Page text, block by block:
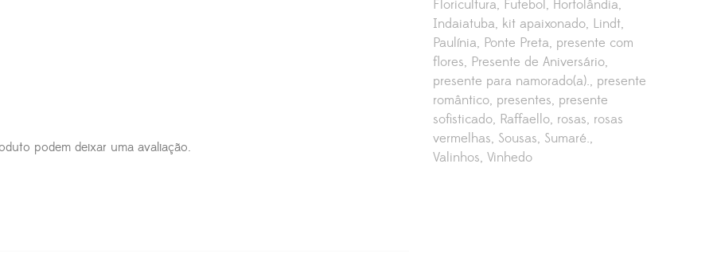
podem deixar uma avaliação.
Floricultura Futebol Hortolândia
Indaiatuba kit apaixonado Lindt
Paulínia Ponte Preta presente com
flores Presente de Aniversário
presente para namorado(a). presente
romântico presentes presente
sofisticado Raffaello rosas rosas
vermelhas Sousas Sumaré.
Valinhos Vinhedo